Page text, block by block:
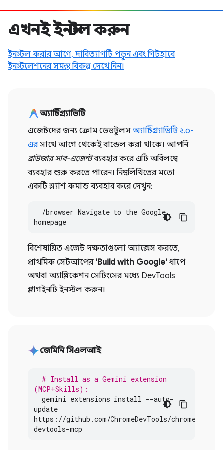
এখনই ইনস্টল করুন
ইনস্টল করার আগে, দাবিত্যাগটি পড়ুন এবং গিটহাবে
ইনস্টলেশনের সমস্ত বিকল্প দেখে নিন।
অ্যান্টিগ্র্যাভিটি
এজেন্টদের জন্য ক্রোম ডেভটুলস অ্যান্টিগ্র্যাভিটি ২.০-
এরসাথে আগে থেকেই বান্ডেল করা থাকে। আপনি
ব্রাউজার সাব-এজেন্টব্যবহার করে এটি অবিলম্বে
ব্যবহার শুরু করতে পারেন। নিম্নলিখিতের মতো
একটি স্ল্যাশ কমান্ড ব্যবহার করে দেখুন:
homepage
বিশেষায়িত এজেন্ট দক্ষতাগুলো অ্যাক্সেস করতে,
প্রাথমিক সেটআপের 'Build with Google' ধাপে
অথবা অ্যাপ্লিকেশন সেটিংসের মধ্যে DevTools
প্লাগইনটি ইনস্টল করুন।
জেমিনি সিএলআই
# Install as a Gemini extension
(MCP+Skills):
gemini extensions install --auto-
update
https : //github .com/ChromeDevTools/chrome
devtools-mcp